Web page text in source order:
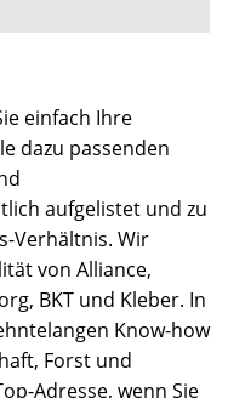
einfach Ihre
dazu passenden
aufgelistet und zu
Verhältnis. Wir
von Alliance,
BKT und Kleber. In
Know-how
Forst und
Adresse, wenn Sie